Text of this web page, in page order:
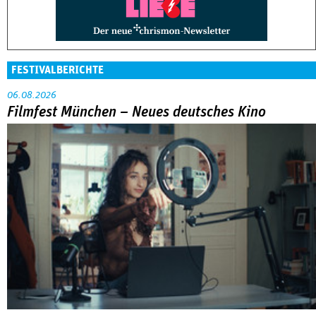
FESTIVALBERICHTE
06.08.2026
Filmfest München – Neues deutsches Kino